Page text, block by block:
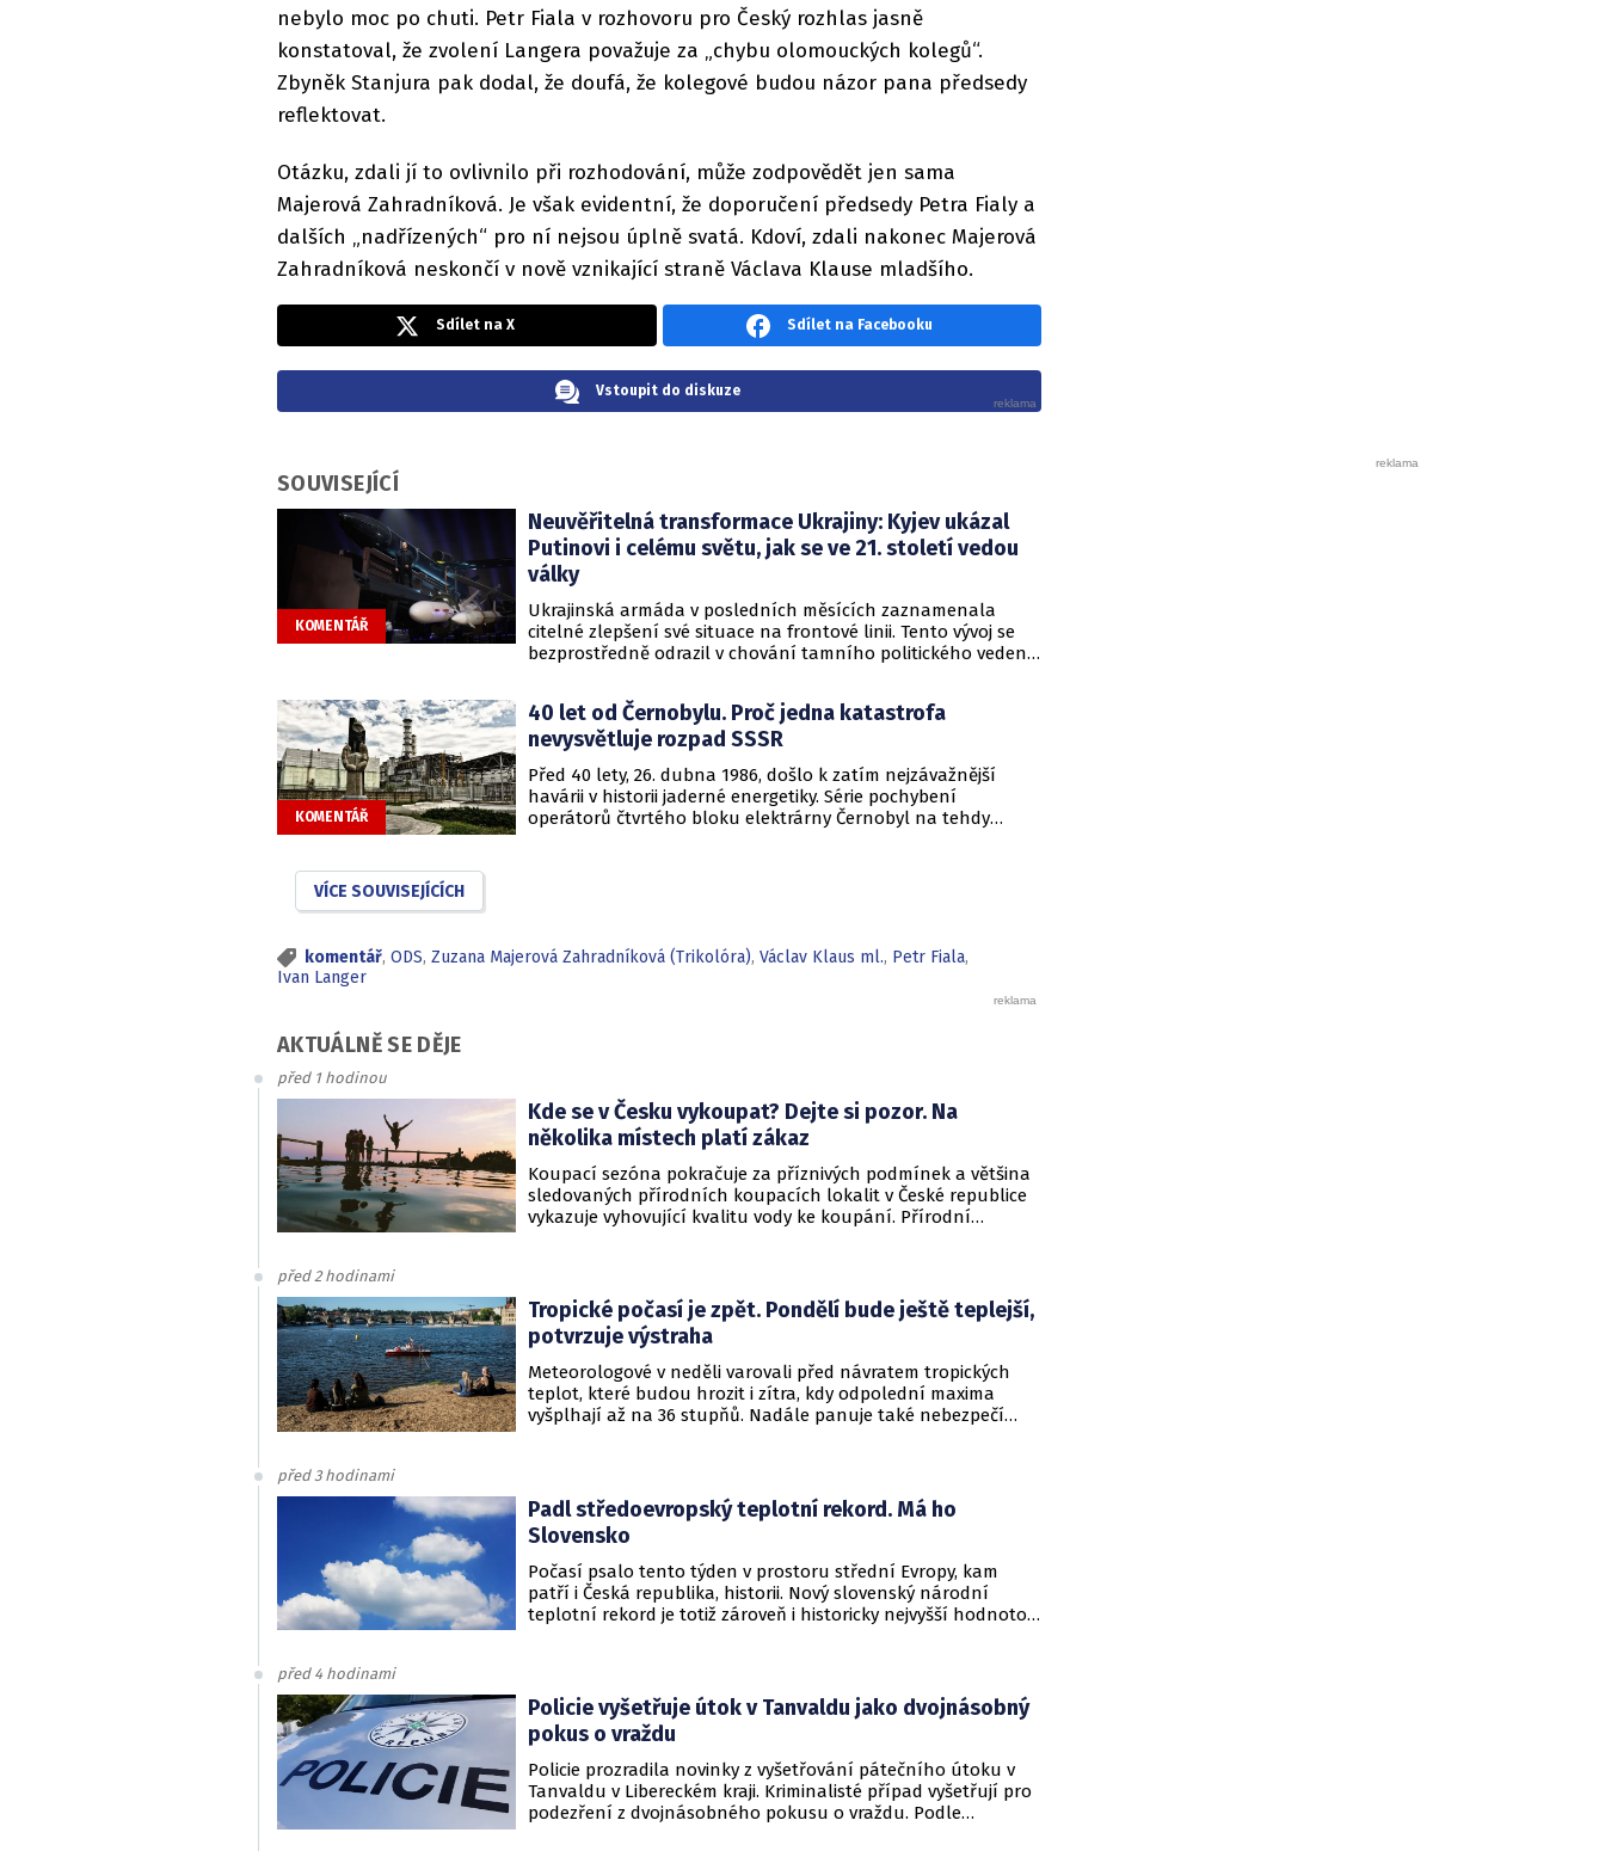
nebylo moc po chuti. Petr Fiala v rozhovoru pro Český rozhlas jasně
konstatoval, že zvolení Langera považuje za „chybu olomouckých kolegů“.
Zbyněk Stanjura pak dodal, že doufá, že kolegové budou názor pana předsedy
reflektovat.
Otázku, zdali jí to ovlivnilo při rozhodování, může zodpovědět jen sama
Majerová Zahradníková. Je však evidentní, že doporučení předsedy Petra Fialy a
dalších „nadřízených“ pro ní nejsou úplně svatá. Kdoví, zdali nakonec Majerová
Zahradníková neskončí v nově vznikající straně Václava Klause mladšího.
Sdílet na X Sdílet na Facebooku
Vstoupit do diskuze
SOUVISEJÍCÍ
KOMENTÁŘ
Neuvěřitelná transformace Ukrajiny: Kyjev ukázal
Putinovi i celému světu, jak se ve 21. století vedou
války
Ukrajinská armáda v posledních měsících zaznamenala
citelné zlepšení své situace na frontové linii. Tento vývoj se
bezprostředně odrazil v chování tamního politického vedení
vystupovat vůči svým zahraničním partnerům i nepřátelům s
výrazně vyšší asertivitou. Celý konflikt dostává novou
dynamiku, ve které Ukrajina přestává být pouze bránícím se
KOMENTÁŘ
40 let od Černobylu. Proč jedna katastrofa
nevysvětluje rozpad SSSR
Před 40 lety, 26. dubna 1986, došlo k zatím nejzávažnější
havárii v historii jaderné energetiky. Série pochybení
operátorů čtvrtého bloku elektrárny Černobyl na tehdy
interpretace ve světle stávajících historických poznatků?
VÍCE SOUVISEJÍCÍCH
komentář, ODS, Zuzana Majerová Zahradníková (Trikolóra), Václav Klaus ml., Petr Fiala,
Ivan Langer
AKTUÁLNĚ SE DĚJE
před 1 hodinou
Kde se v Česku vykoupat? Dejte si pozor. Na
několika místech platí zákaz
Koupací sezóna pokračuje za příznivých podmínek a většina
sledovaných přírodních koupacích lokalit v České republice
vykazuje vyhovující kvalitu vody ke koupání. Přírodní
často přesahujícími 30 °C.
před 2 hodinami
Tropické počasí je zpět. Pondělí bude ještě teplejší,
potvrzuje výstraha
Meteorologové v neděli varovali před návratem tropických
teplot, které budou hrozit i zítra, kdy odpolední maxima
vyšplhají až na 36 stupňů. Nadále panuje také nebezpečí
před 3 hodinami
Padl středoevropský teplotní rekord. Má ho
Slovensko
Počasí psalo tento týden v prostoru střední Evropy, kam
patří i Česká republika, historii. Nový slovenský národní
teplotní rekord je totiž zároveň i historicky nejvyšší hodnotou
před 4 hodinami
Policie vyšetřuje útok v Tanvaldu jako dvojnásobný
pokus o vraždu
Policie prozradila novinky z vyšetřování pátečního útoku v
Tanvaldu v Libereckém kraji. Kriminalisté případ vyšetřují pro
podezření z dvojnásobného pokusu o vraždu. Podle